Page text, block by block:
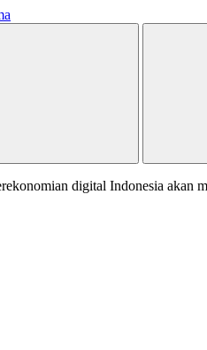
digital Indonesia akan